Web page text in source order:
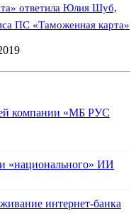
ответила Юлия Шуб,
ПС «Таможенная карта»
компании «МБ РУС
«национального» ИИ
интернет-банка